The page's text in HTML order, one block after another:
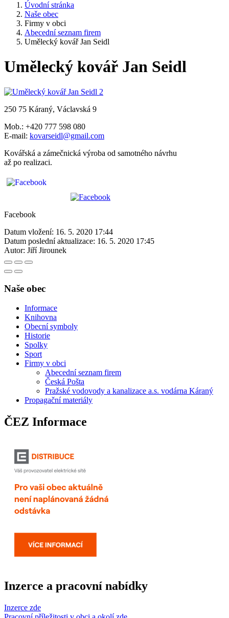
Úvodní stránka
Naše obec
Firmy v obci
Abecední seznam firem
Umělecký kovář Jan Seidl
Umělecký kovář Jan Seidl
250 75 Káraný, Václavská 9
Mob.: +420 777 598 080
E-mail: kovarseidl@gmail.com
Kovářská a zámečnická výroba od samotného návrhu
až po realizaci.
Facebook
Datum vložení: 16. 5. 2020 17:44
Datum poslední aktualizace: 16. 5. 2020 17:45
Autor: Jiří Jirounek
Naše obec
Informace
Knihovna
Obecní symboly
Historie
Spolky
Sport
Firmy v obci
Abecední seznam firem
Česká Pošta
Pražské vodovody a kanalizace a.s. vodárna Káraný
Propagační materiály
ČEZ Informace
Inzerce a pracovní nabídky
Inzerce zde